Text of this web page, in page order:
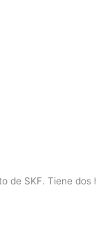
de SKF. Tiene dos